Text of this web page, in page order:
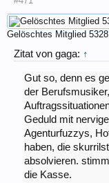
Gelöschtes Mitglied 5328
Zitat von gaga: ↑
Gut so, denn es
der
Geduld mit
Agenturfuzzys,
haben, die
absolvieren.
die Kasse.